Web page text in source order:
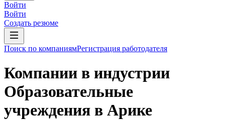
Войти
Войти
Создать резюме
Поиск по компаниямРегистрация работодателя
Компании в индустрии
Образовательные
учреждения в Арике